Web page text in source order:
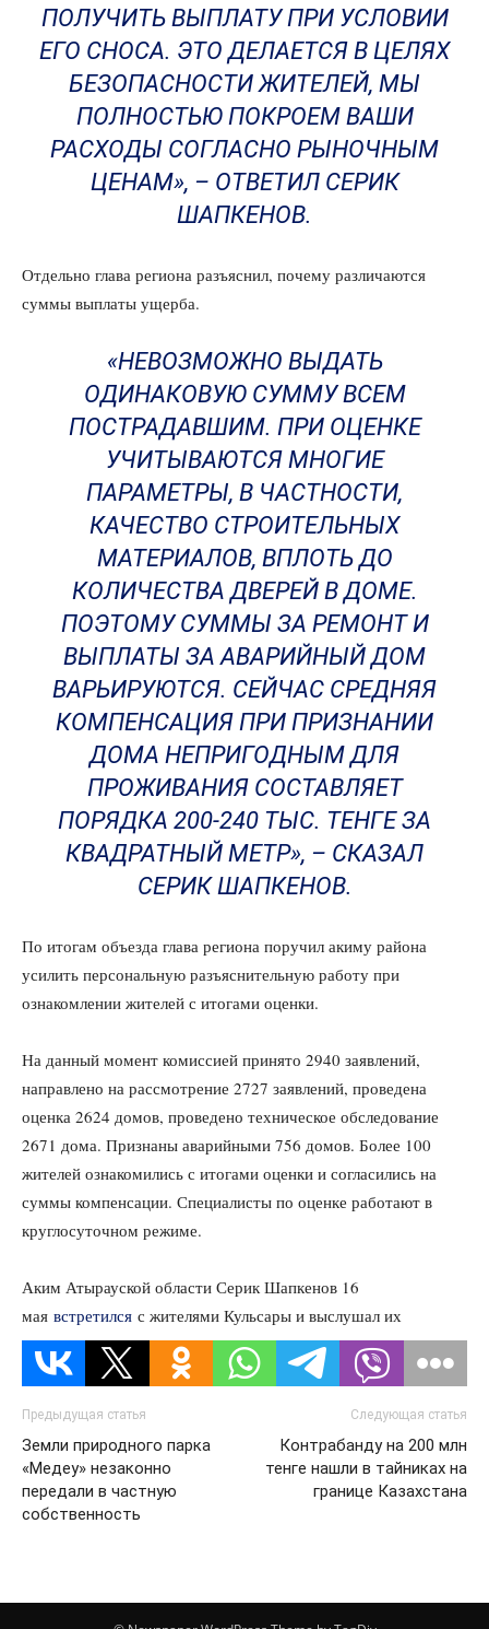
ПОЛУЧИТЬ ВЫПЛАТУ ПРИ УСЛОВИИ
ЕГО СНОСА. ЭТО ДЕЛАЕТСЯ В ЦЕЛЯХ
БЕЗОПАСНОСТИ ЖИТЕЛЕЙ, МЫ
ПОЛНОСТЬЮ ПОКРОЕМ ВАШИ
РАСХОДЫ СОГЛАСНО РЫНОЧНЫМ
ЦЕНАМ», – ОТВЕТИЛ СЕРИК
ШАПКЕНОВ.
Отдельно глава региона разъяснил, почему различаются
суммы выплаты ущерба.
«НЕВОЗМОЖНО ВЫДАТЬ
ОДИНАКОВУЮ СУММУ ВСЕМ
ПОСТРАДАВШИМ. ПРИ ОЦЕНКЕ
УЧИТЫВАЮТСЯ МНОГИЕ
ПАРАМЕТРЫ, В ЧАСТНОСТИ,
КАЧЕСТВО СТРОИТЕЛЬНЫХ
МАТЕРИАЛОВ, ВПЛОТЬ ДО
КОЛИЧЕСТВА ДВЕРЕЙ В ДОМЕ.
ПОЭТОМУ СУММЫ ЗА РЕМОНТ И
ВЫПЛАТЫ ЗА АВАРИЙНЫЙ ДОМ
ВАРЬИРУЮТСЯ. СЕЙЧАС СРЕДНЯЯ
КОМПЕНСАЦИЯ ПРИ ПРИЗНАНИИ
ДОМА НЕПРИГОДНЫМ ДЛЯ
ПРОЖИВАНИЯ СОСТАВЛЯЕТ
ПОРЯДКА 200-240 ТЫС. ТЕНГЕ ЗА
КВАДРАТНЫЙ МЕТР», – СКАЗАЛ
СЕРИК ШАПКЕНОВ.
По итогам объезда глава региона поручил акиму района
усилить персональную разъяснительную работу при
ознакомлении жителей с итогами оценки.
На данный момент комиссией принято 2940 заявлений,
направлено на рассмотрение 2727 заявлений, проведена
оценка 2624 домов, проведено техническое обследование
2671 дома. Признаны аварийными 756 домов. Более 100
жителей ознакомились с итогами оценки и согласились на
суммы компенсации. Специалисты по оценке работают в
круглосуточном режиме.
Аким Атырауской области Серик Шапкенов 16
мая встретился с жителями Кульсары и выслушал их
предложения.
Предыдущая статья
Земли природного парка
«Медеу» незаконно
передали в частную
собственность
Следующая статья
Контрабанду на 200 млн
тенге нашли в тайниках на
границе Казахстана